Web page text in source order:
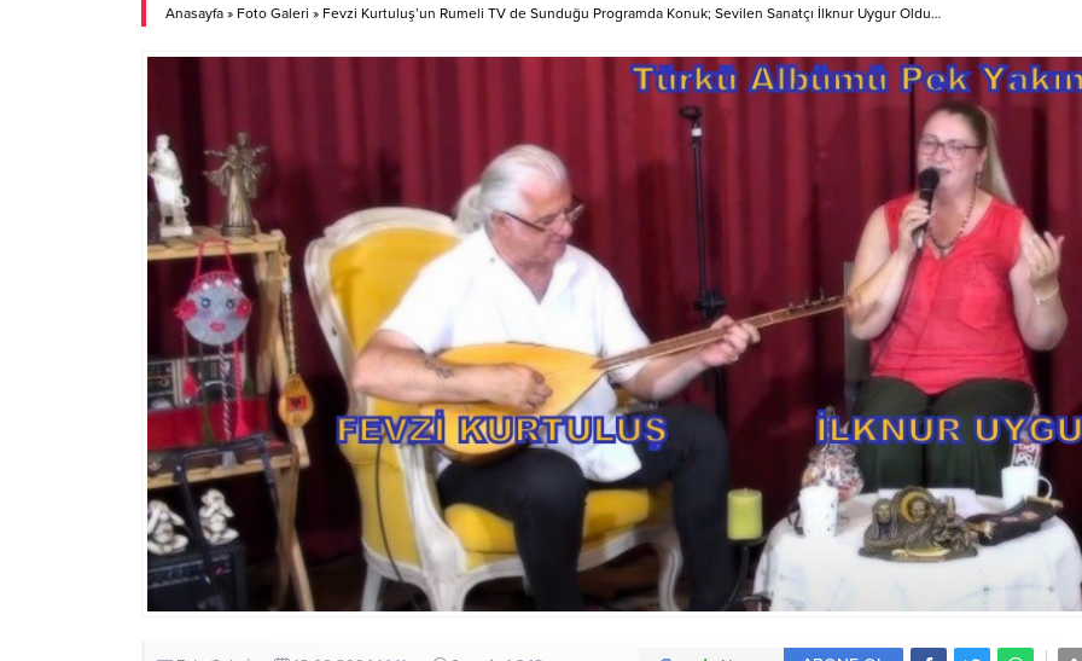
Anasayfa » Foto Galeri » Fevzi Kurtuluş’un Rumeli TV de Sunduğu Programda Konuk; Sevilen Sanatçı İlknur Uygur Oldu…
Asuman Krause, Biyografi…
Gaziantep İslahiye’de
Antep Karası Parmak